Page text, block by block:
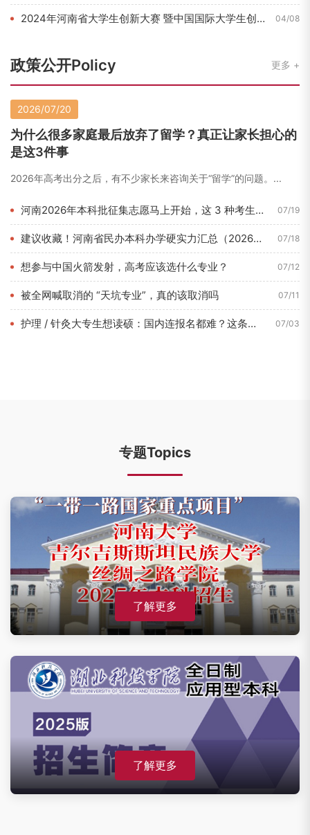
2024年河南省大学生创新大赛 暨中国国际大学生创新大赛河南... 04/08
政策公开Policy 更多
2026/07/20
为什么很多家庭最后放弃了留学？真正让家长担心的
是这3件事
2026年高考出分之后，有不少家长来咨询关于“留学”的问题。...
河南2026年本科批征集志愿马上开始，这 3 种考生最容易捡... 07/19
建议收藏！河南省民办本科办学硬实力汇总（2026年7月最新数... 07/18
想参与中国火箭发射，高考应该选什么专业？ 07/12
被全网喊取消的 “天坑专业”，真的该取消吗 07/11
护理 / 针灸大专生想读硕：国内连报名都难？这条路 1 年即... 07/03
专题Topics
了解更多
了解更多